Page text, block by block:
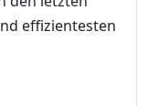
effizientesten